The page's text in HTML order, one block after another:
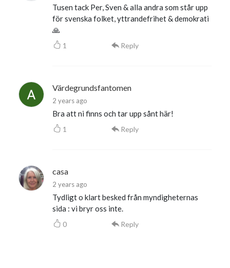
Tusen tack Per, Sven & alla andra som står upp
för svenska folket, yttrandefrihet & demokrati
🙏
1 Reply
Värdegrundsfantomen
2 years ago
Bra att ni finns och tar upp sånt här!
1 Reply
casa
2 years ago
Tydligt o klart besked från myndigheternas
sida : vi bryr oss inte.
0 Reply